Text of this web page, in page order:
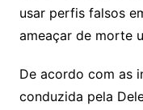
usar perfis falsos
ameaçar de morte
De acordo com as
conduzida pela